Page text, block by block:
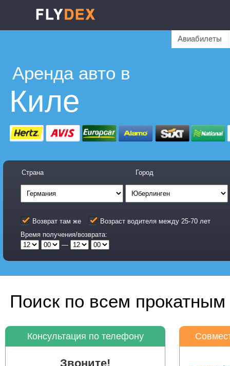
Авиабилеты
Аренда авто в
Киле
Страна Город
Возврат там же
Возраст водителя между 25-70 лет
Время получения/возврата:
—
Поиск по всем
Консультация по телефону
Звоните!